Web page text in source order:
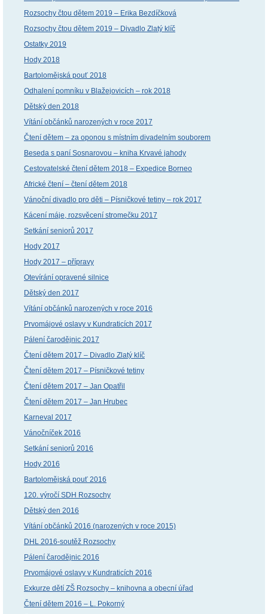
Rozsochy čtou dětem 2019 – Erika Bezdíčková
Rozsochy čtou dětem 2019 – Divadlo Zlatý klíč
Ostatky 2019
Hody 2018
Bartolomějská pouť 2018
Odhalení pomníku v Blažejovicích – rok 2018
Dětský den 2018
Vítání občánků narozených v roce 2017
Čtení dětem – za oponou s místním divadelním souborem
Beseda s paní Sosnarovou – kniha Krvavé jahody
Cestovatelské čtení dětem 2018 – Expedice Borneo
Africké čtení – čtení dětem 2018
Vánoční divadlo pro děti – Písničkové tetiny – rok 2017
Kácení máje, rozsvěcení stromečku 2017
Setkání seniorů 2017
Hody 2017
Hody 2017 – přípravy
Otevírání opravené silnice
Dětský den 2017
Vítání občánků narozených v roce 2016
Prvomájové oslavy v Kundraticích 2017
Pálení čarodějnic 2017
Čtení dětem 2017 – Divadlo Zlatý klíč
Čtení dětem 2017 – Písničkové tetiny
Čtení dětem 2017 – Jan Opatřil
Čtení dětem 2017 – Jan Hrubec
Karneval 2017
Vánočníček 2016
Setkání seniorů 2016
Hody 2016
Bartolomějská pouť 2016
120. výročí SDH Rozsochy
Dětský den 2016
Vítání občánků 2016 (narozených v roce 2015)
DHL 2016-soutěž Rozsochy
Pálení čarodějnic 2016
Prvomájové oslavy v Kundraticích 2016
Exkurze dětí ZŠ Rozsochy – knihovna a obecní úřad
Čtení dětem 2016 – L. Pokorný